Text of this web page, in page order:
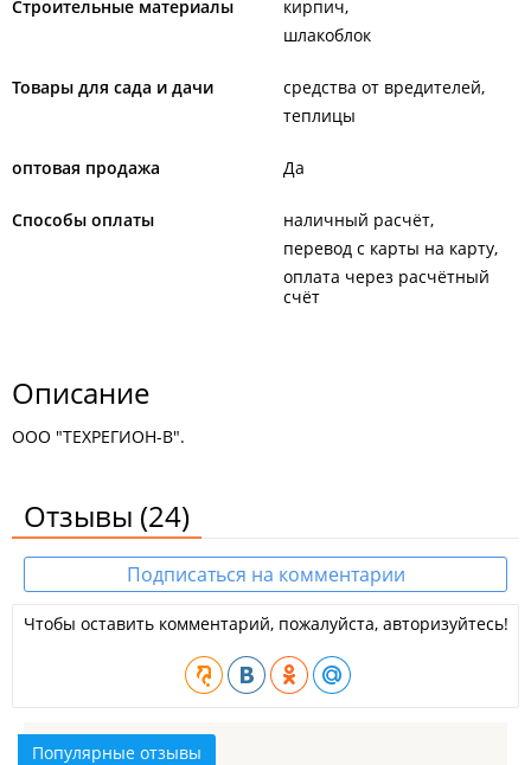
Строительные материалы
кирпич
шлакоблок
Товары для сада и дачи
средства от вредителей
теплицы
оптовая продажа Да
Способы оплаты
наличный расчёт
перевод с карты на карту
оплата через расчётный
счёт
Описание
ООО "ТЕХРЕГИОН-В".
Отзывы (24)
Подписаться на комментарии
Чтобы оставить комментарий, пожалуйста, авторизуйтесь!
Популярные отзывы